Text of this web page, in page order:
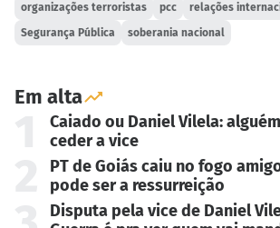
organizações terroristas pcc relações
Segurança Pública soberania nacional
Em alta
Caiado ou Daniel Vilela:
ceder a vice
PT de Goiás caiu no fogo
pode ser a ressurreição
Disputa pela vice de Daniel